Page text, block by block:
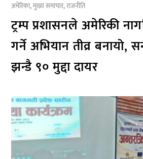
अमेरिका,मुख्य समाचार,राजनीति
ट्रम्प प्रशासनले अमेरिकी
गर्ने अभियान तीव्र बनायो,
झन्डै ९० मुद्दा दायर